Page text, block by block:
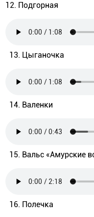
12. Подгорная
13. Цыганочка
14. Валенки
15. Вальс «Амурские
16. Полечка